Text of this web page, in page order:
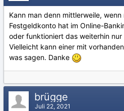
Kann man denn mittlerweile,
Festgeldkonto hat im Online-
oder funktioniert das weiterhin
Vielleicht kann einer mit
was sagen. Danke
brügge
Juli 22, 2021